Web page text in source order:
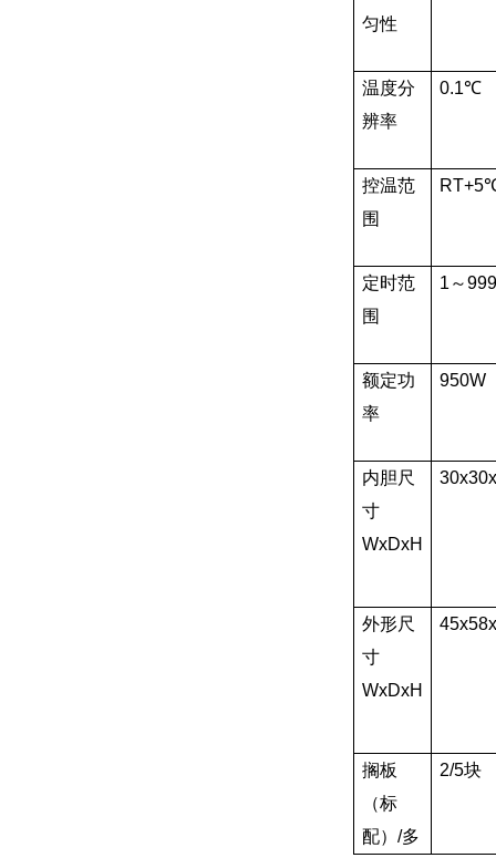
匀性
温度分
辨率
0.1℃
控温范
围
定时范
围
1～
额定功
率
950W
内胆尺
寸
WxDxH
外形尺
寸
WxDxH
搁板
（标
配）/多
2/5块